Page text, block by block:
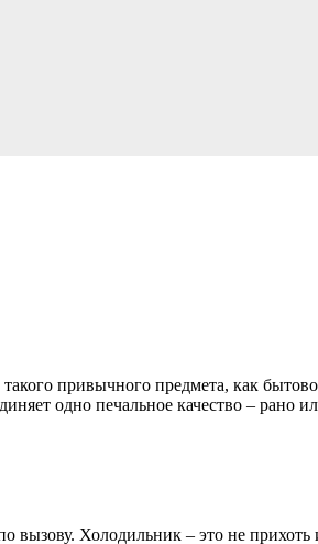
привычного предмета, как
одно печальное качество – рано
вызову. Холодильник – это не